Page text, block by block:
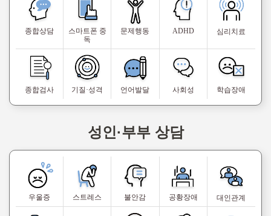
종합상담
스마트폰 중
독
문제행동 ADHD 심리치료
종합검사 기질·성격 언어발달 사회성 학습장애
성인·부부 상담
우울증 스트레스 불안감 공황장애 대인관계